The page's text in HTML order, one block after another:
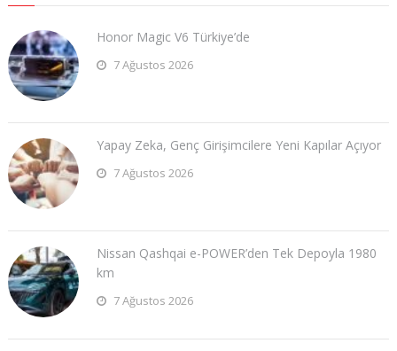
Honor Magic V6 Türkiye’de
7 Ağustos 2026
Yapay Zeka, Genç Girişimcilere Yeni Kapılar Açıyor
7 Ağustos 2026
Nissan Qashqai e-POWER’den Tek Depoyla 1980
km
7 Ağustos 2026